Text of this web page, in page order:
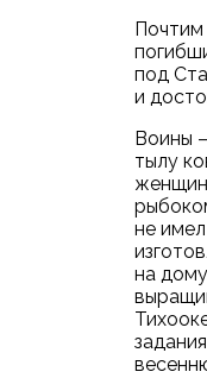
Почтим
под
и
Воины
тылу
не
на